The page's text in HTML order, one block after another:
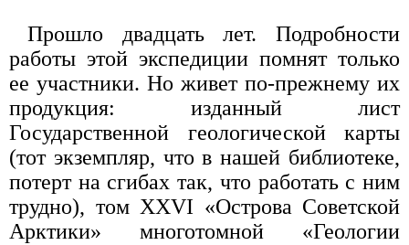
Прошло двадцать лет. Подробности
работы этой экспедиции помнят только
ее участники. Но живет по-прежнему их
продукция: изданный лист
Государственной геологической карты
(тот экземпляр, что в нашей библиотеке,
потерт на сгибах так, что работать с ним
трудно), том XXVI «Острова Советской
Арктики» многотомной «Геологии